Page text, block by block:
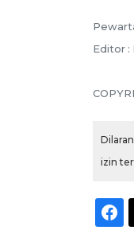
Editor :
izin